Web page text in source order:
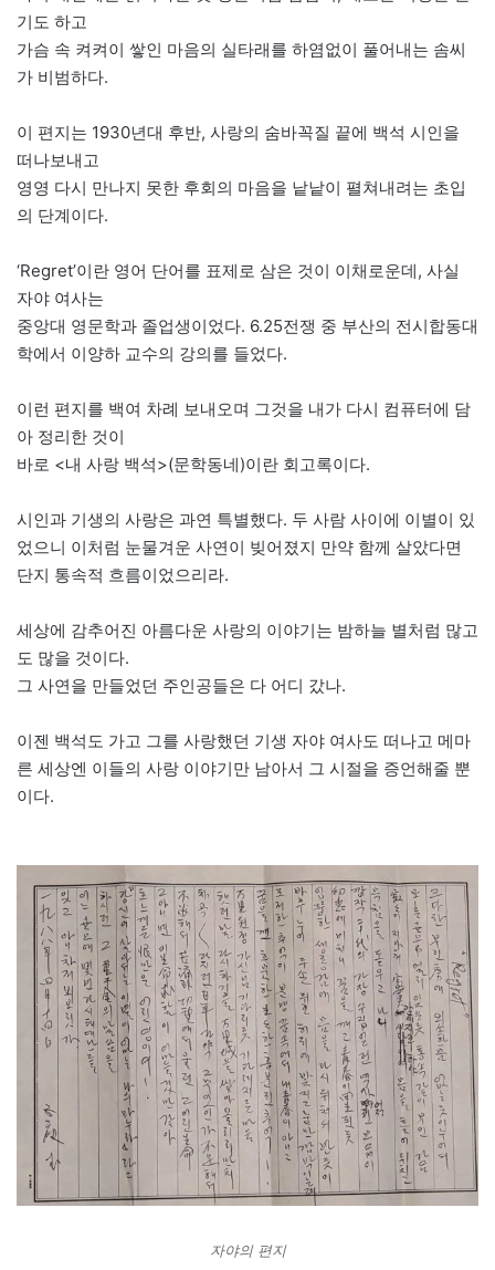
기도 하고
가슴 속 켜켜이 쌓인 마음의 실타래를 하염없이 풀어내는 솜씨
가 비범하다.
이 편지는 1930년대 후반, 사랑의 숨바꼭질 끝에 백석 시인을
떠나보내고
영영 다시 만나지 못한 후회의 마음을 낱낱이 펼쳐내려는 초입
의 단계이다.
‘Regret’이란 영어 단어를 표제로 삼은 것이 이채로운데, 사실
자야 여사는
중앙대 영문학과 졸업생이었다. 6.25전쟁 중 부산의 전시합동대
학에서 이양하 교수의 강의를 들었다.
이런 편지를 백여 차례 보내오며 그것을 내가 다시 컴퓨터에 담
아 정리한 것이
바로 <내 사랑 백석>(문학동네)이란 회고록이다.
시인과 기생의 사랑은 과연 특별했다. 두 사람 사이에 이별이 있
었으니 이처럼 눈물겨운 사연이 빚어졌지 만약 함께 살았다면
단지 통속적 흐름이었으리라.
세상에 감추어진 아름다운 사랑의 이야기는 밤하늘 별처럼 많고
도 많을 것이다.
그 사연을 만들었던 주인공들은 다 어디 갔나.
이젠 백석도 가고 그를 사랑했던 기생 자야 여사도 떠나고 메마
른 세상엔 이들의 사랑 이야기만 남아서 그 시절을 증언해줄 뿐
이다.
자야의 편지